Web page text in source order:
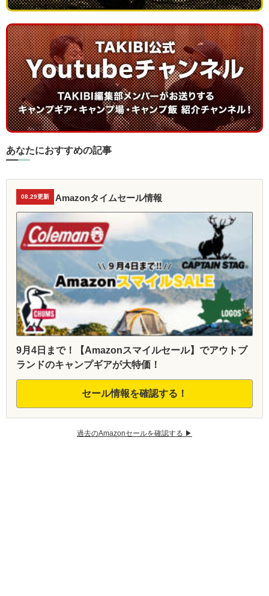
あなたにおすすめの記事
08.29更新 Amazonタイムセール情報
9月4日まで！【Amazonスマイルセール】でアウトブ
ランドのキャンプギアが大特価！
セール情報を確認する！
過去のAmazonセールを確認する ▶︎